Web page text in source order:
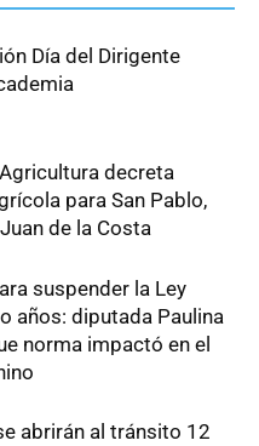
Día del Dirigente
decreta
para San Pablo,
de la Costa
suspender la Ley
años: diputada Paulina
norma impactó en el
abrirán al tránsito 12